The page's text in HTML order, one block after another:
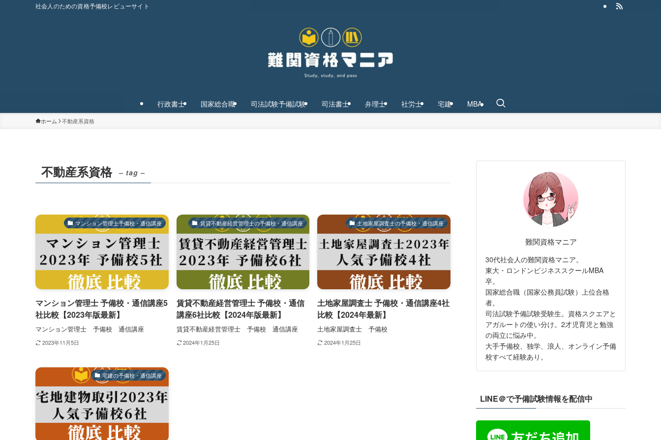
社会人のための資格予備校レビューサイト
行政書士 国家総合職 司法試験予備試験 司法書士 弁理士 社労士 宅建 MBA
ホーム 不動産系資格
不動産系資格 – tag –
マンション管理士予備校・通信講座
マンション管理士 予備校・通信講座5
社比較【2023年版最新】
マンション管理士 予備校 通信講座
2023年11月5日
賃貸不動産経営管理士の予備校・通信講座
賃貸不動産経営管理士 予備校・通信
講座6社比較【2024年版最新】
賃貸不動産経営管理士 予備校 通信講座
2024年1月25日
土地家屋調査士の予備校・通信講座
土地家屋調査士 予備校・通信講座4社
比較【2024年最新】
土地家屋調査士 予備校
2024年1月25日
宅建の予備校・通信講座
難関資格マニア
30代社会人の難関資格マニア。
東大・ロンドンビジネススクールMBA
卒。
国家総合職（国家公務員試験）上位合格
者。
司法試験予備試験受験生。資格スクエアと
アガルートの使い分け。2才児育児と勉強
の両立に悩み中。
大手予備校、独学、浪人、オンライン予備
校すべて経験あり。
LINE＠で予備試験情報を配信中